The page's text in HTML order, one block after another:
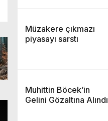
Müzakere çıkmazı
piyasayı sarstı
Muhittin Böcek’in
Gelini Gözaltına Alındı